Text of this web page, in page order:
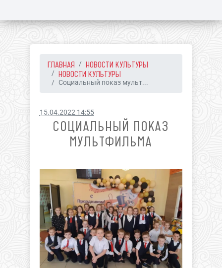
ГЛАВНАЯ
НОВОСТИ КУЛЬТУРЫ
НОВОСТИ КУЛЬТУРЫ
Социальный показ мульт...
15.04.2022 14:55
СОЦИАЛЬНЫЙ ПОКАЗ
МУЛЬТФИЛЬМА